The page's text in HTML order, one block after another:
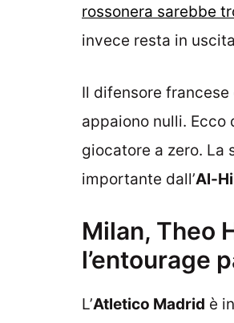
rossonera sarebbe
invece resta in
Il difensore
appaiono nulli. Ecco
giocatore a zero. La
importante dall’Al-
Milan, Theo
l’entourage
L’Atletico Madrid è